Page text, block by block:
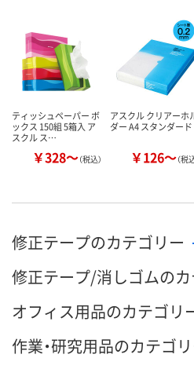
カゴへ
数量
ティッシュペーパー ボ
ックス 150組 5箱入 ア
スクル ス…
￥328～（税込）
アスクル クリアーホ
ダー A4 スタンダード
￥126～（税
修正テープのカテゴリー
修正テープ/消しゴムの
オフィス用品のカテゴリ
作業・研究用品のカテゴ